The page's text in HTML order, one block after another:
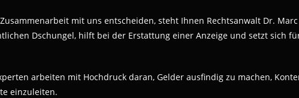
mit uns entscheiden, steht Ihnen Rechtsanwalt Dr. Marc
Dschungel, hilft bei der Erstattung einer Anzeige und setzt sich
arbeiten mit Hochdruck daran, Gelder ausfindig zu machen,
einzuleiten.